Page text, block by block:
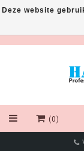
(0)
Deze website